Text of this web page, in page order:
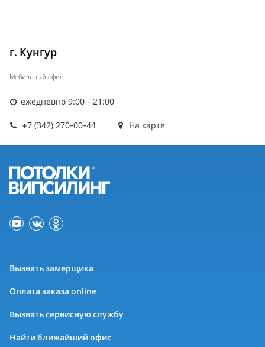
г. Кунгур
Мобильный офис
ежедневно 9:00 - 21:00
+7 (342) 270-00-44 На карте
Вызвать замерщика
Оплата заказа online
Вызвать сервисную службу
Найти ближайший офис